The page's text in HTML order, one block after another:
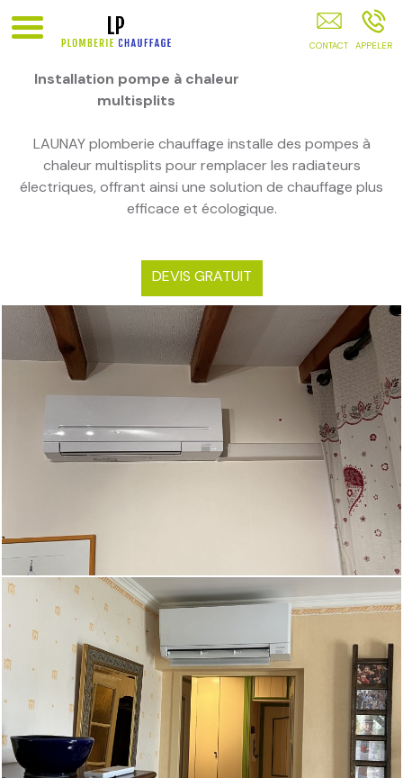
Installation pompe à chaleur
multisplits
LAUNAY plomberie chauffage installe des pompes à
chaleur multisplits pour remplacer les radiateurs
électriques, offrant ainsi une solution de chauffage plus
efficace et écologique.
DEVIS GRATUIT